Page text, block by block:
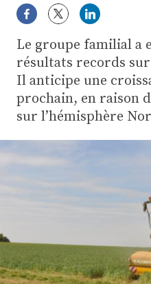
Matériels
La technique
Pommes de
Guides
Chasse
Plus
Le groupe familial a
résultats records sur
Il anticipe une
prochain, en raison
sur l’hémisphère